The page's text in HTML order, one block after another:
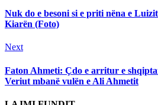
Reading
Nuk do e besoni si e priti nëna e
Kiarën (Foto)
NextNext
Faton Ahmeti: Çdo e arritur e
Veriut mbanë vulën e Ali Ahmetit